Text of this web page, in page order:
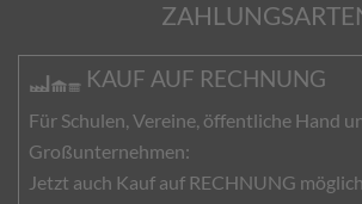
KAUF AUF RECHNUNG
Für Schulen, Vereine, öffentliche Hand
Großunternehmen:
Jetzt auch Kauf auf RECHNUNG